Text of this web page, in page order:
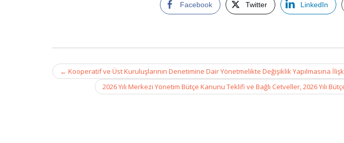
Facebook Twitter LinkedIn
Post
navigation
← Kooperatif ve Üst Kuruluşlarının Denetimine Dair Yönetmelikte Değişiklik Yapılmasına
2026 Yılı Merkezi Yönetim Bütçe Kanunu Teklifi ve Bağlı Cetveller, 2026 Yılı